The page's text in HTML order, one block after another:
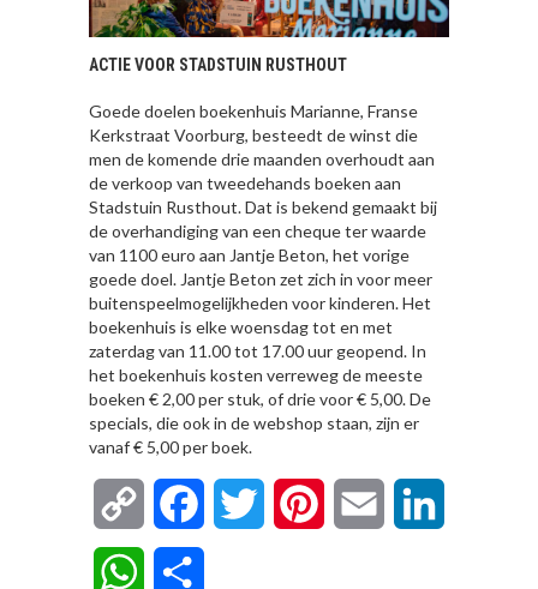
ACTIE VOOR STADSTUIN RUSTHOUT
Goede doelen boekenhuis Marianne, Franse
Kerkstraat Voorburg, besteedt de winst die
men de komende drie maanden overhoudt aan
de verkoop van tweedehands boeken aan
Stadstuin Rusthout. Dat is bekend gemaakt bij
de overhandiging van een cheque ter waarde
van 1100 euro aan Jantje Beton, het vorige
goede doel. Jantje Beton zet zich in voor meer
buitenspeelmogelijkheden voor kinderen. Het
boekenhuis is elke woensdag tot en met
zaterdag van 11.00 tot 17.00 uur geopend. In
het boekenhuis kosten verreweg de meeste
boeken € 2,00 per stuk, of drie voor € 5,00. De
specials, die ook in de webshop staan, zijn er
vanaf € 5,00 per boek.
Copy
Link
FacebookTwitter Pinterest Email
WhatsApp